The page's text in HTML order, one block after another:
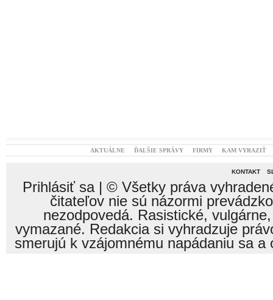
AKTUÁLNE ĎALŠIE SPRÁVY FIRMY KAM VYRAZIŤ
KONTAKT
Prihlásiť sa| © Všetky práva
čitateľov nie sú názormi
nezodpovedá. Rasistické,
vymazané. Redakcia si vyhradzuje
smerujú k vzájomnému napádaniu sa